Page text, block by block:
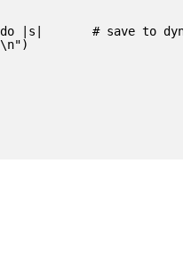
|s|       # save to